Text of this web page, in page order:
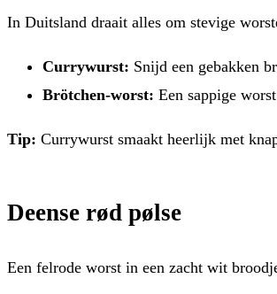
In Duitsland draait alles om stevige
Currywurst: Snijd een gebakken
Brötchen-worst: Een sappige
Tip: Currywurst smaakt heerlijk met
Deense rød pølse
Een felrode worst in een zacht wit